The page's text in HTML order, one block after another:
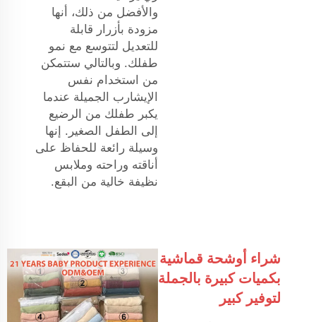
والأفضل من ذلك، أنها
مزودة بأزرار قابلة
للتعديل لتتوسع مع نمو
طفلك. وبالتالي ستتمكن
من استخدام نفس
الإيشارب الجميلة عندما
يكبر طفلك من الرضيع
إلى الطفل الصغير. إنها
وسيلة رائعة للحفاظ على
أناقته وراحته وملابس
نظيفة خالية من البقع.
شراء أوشحة قماشية
بكميات كبيرة بالجملة
لتوفير كبير